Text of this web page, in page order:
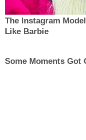
The Instagram
Like Barbie
Some Moments Got